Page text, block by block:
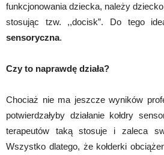
funkcjonowania dziecka, należy
stosując tzw. ,,docisk”. Do tego
sensoryczna.
Czy to naprawdę działa?
Chociaż nie ma jeszcze wyników
potwierdzałyby działanie kołdry
terapeutów taką stosuje i zaleca
Wszystko dlatego, że kołderki